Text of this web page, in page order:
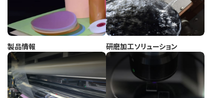
製品情報 研磨加工ソリューション